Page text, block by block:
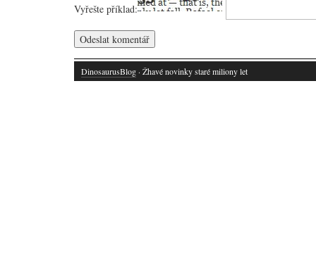
Vyřešte příklad:
DinosaurusBlog · Žhavé novinky staré miliony let